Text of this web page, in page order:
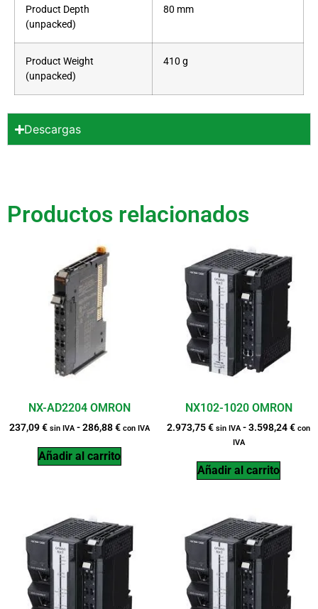
Product Depth
(unpacked)
80 mm
Product Weight
(unpacked)
410 g
Descargas
Productos relacionados
NX-AD2204 OMRON
237,09€ sin IVA-286,88€ con IVA
Añadir al carrito
NX102-1020 OMRON
2.973,75€ sin IVA-3.598,24€ con
IVA
Añadir al carrito